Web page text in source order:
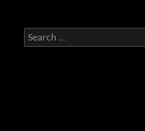
Search
for: